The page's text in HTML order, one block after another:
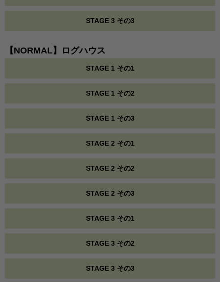
STAGE 3 その3
【NORMAL】ログハウス
STAGE 1 その1
STAGE 1 その2
STAGE 1 その3
STAGE 2 その1
STAGE 2 その2
STAGE 2 その3
STAGE 3 その1
STAGE 3 その2
STAGE 3 その3